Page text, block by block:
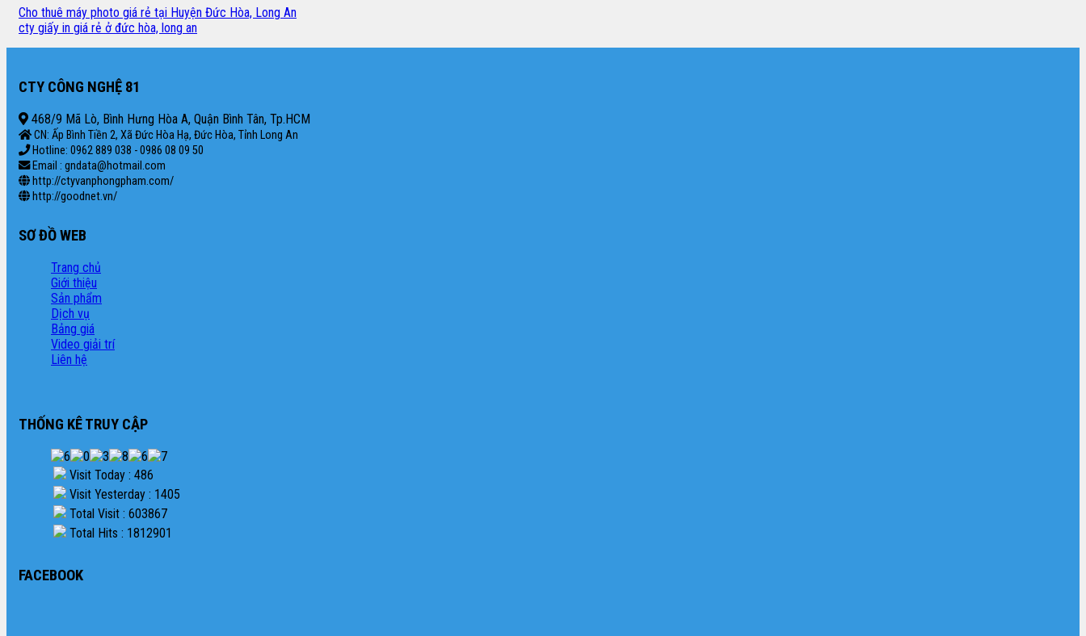
Cho thuê máy photo giá rẻ tại Huyện Đức Hòa, Long An
cty giấy in giá rẻ ở đức hòa, long an
CTY CÔNG NGHỆ 81
468/9 Mã Lò, Bình Hưng Hòa A, Quận Bình Tân, Tp.HCM
CN: Ấp Bình Tiền 2, Xã Đức Hòa Hạ, Đức Hòa, Tỉnh Long An
Hotline: 0962 889 038 - 0986 08 09 50
Email : gndata@hotmail.com
http://ctyvanphongpham.com/
http://goodnet.vn/
SƠ ĐỒ WEB
Trang chủ
Giới thiệu
Sản phẩm
Dịch vụ
Bảng giá
Video giải trí
Liên hệ
THỐNG KÊ TRUY CẬP
Visit Today : 486
Visit Yesterday : 1405
Total Visit : 603867
Total Hits : 1812901
FACEBOOK